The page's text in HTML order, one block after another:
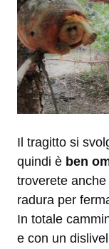
Il tragitto si
quindi è ben
troverete
radura per
In totale
e con un